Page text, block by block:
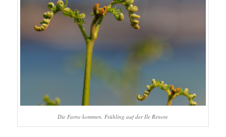
Die Farne kommen, Frühling auf der Ile Renote